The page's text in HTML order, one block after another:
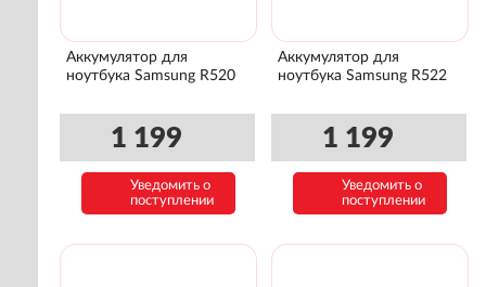
Аккумулятор для
ноутбука Samsung R520
1 199
Уведомить о
поступлении
Аккумулятор для
ноутбука Samsung R522
1 199
Уведомить о
поступлении